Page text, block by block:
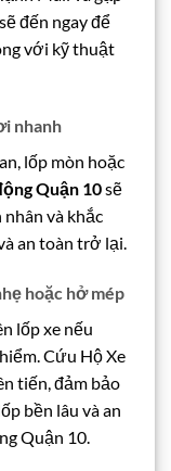
đến ngay để
với kỹ thuật
nhanh
lốp mòn hoặc
Quận 10sẽ
và khắc
an toàn trở lại.
hoặc hở mép
lốp xe nếu
Cứu Hộ Xe
tiến, đảm bảo
bền lâu và an
Quận 10.